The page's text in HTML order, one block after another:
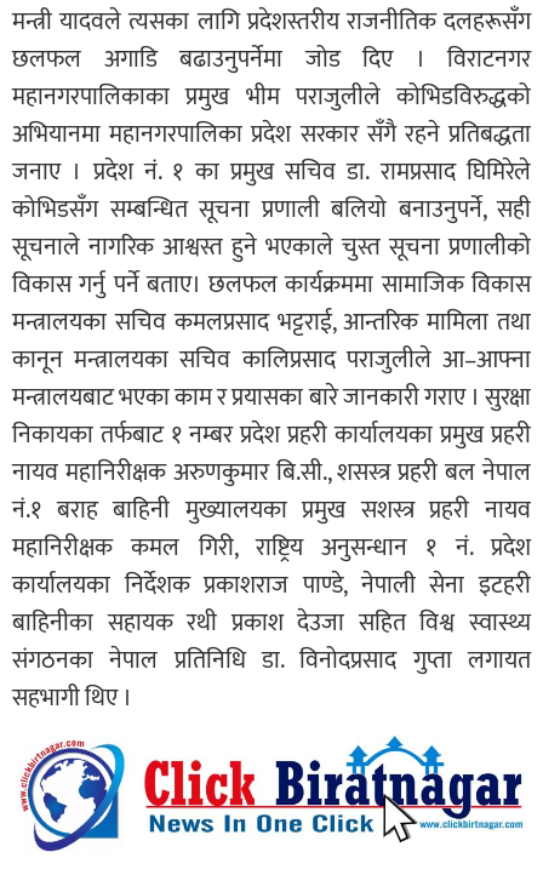
मन्त्री यादवले त्यसका लागि प्रदेशस्तरीय राजनीतिक दलहरूसँग
छलफल अगाडि बढाउनुपर्नेमा जोड दिए । विराटनगर
महानगरपालिकाका प्रमुख भीम पराजुलीले कोभिडविरुद्धको
अभियानमा महानगरपालिका प्रदेश सरकार सँगै रहने प्रतिबद्धता
जनाए । प्रदेश नं. १ का प्रमुख सचिव डा. रामप्रसाद घिमिरेले
कोभिडसँग सम्बन्धित सूचना प्रणाली बलियो बनाउनुपर्ने, सही
सूचनाले नागरिक आश्वस्त हुने भएकाले चुस्त सूचना प्रणालीको
विकास गर्नु पर्ने बताए। छलफल कार्यक्रममा सामाजिक विकास
मन्त्रालयका सचिव कमलप्रसाद भट्टराई, आन्तरिक मामिला तथा
कानून मन्त्रालयका सचिव कालिप्रसाद पराजुलीले आ–आफ्ना
मन्त्रालयबाट भएका काम र प्रयासका बारे जानकारी गराए । सुरक्षा
निकायका तर्फबाट १ नम्बर प्रदेश प्रहरी कार्यालयका प्रमुख प्रहरी
नायव महानिरीक्षक अरुणकुमार बि.सी., शसस्त्र प्रहरी बल नेपाल
नं.१ बराह बाहिनी मुख्यालयका प्रमुख सशस्त्र प्रहरी नायव
महानिरीक्षक कमल गिरी, राष्ट्रिय अनुसन्धान १ नं. प्रदेश
कार्यालयका निर्देशक प्रकाशराज पाण्डे, नेपाली सेना इटहरी
बाहिनीका सहायक रथी प्रकाश देउजा सहित विश्व स्वास्थ्य
संगठनका नेपाल प्रतिनिधि डा. विनोदप्रसाद गुप्ता लगायत
सहभागी थिए ।